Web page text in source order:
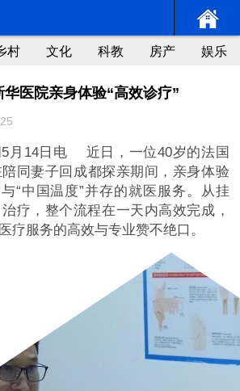
村 文化 科教 房产 娱乐
医院亲身体验“高效诊疗”
14日电 近日，一位40岁的法国
同妻子回成都探亲期间，亲身体验
“中国温度”并存的就医服务。从挂
疗，整个流程在一天内高效完成，
疗服务的高效与专业赞不绝口。